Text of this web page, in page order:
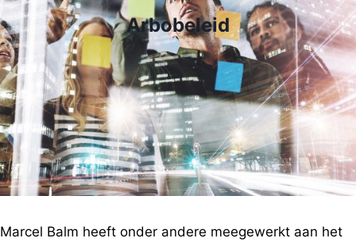
Arbobeleid
Marcel Balm heeft onder andere meegewerkt aan het